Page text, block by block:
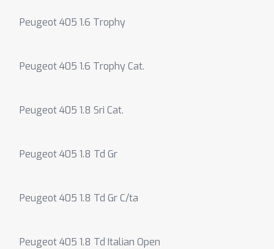
Peugeot 405 1.6 Trophy
Peugeot 405 1.6 Trophy Cat.
Peugeot 405 1.8 Sri Cat.
Peugeot 405 1.8 Td Gr
Peugeot 405 1.8 Td Gr C/ta
Peugeot 405 1.8 Td Italian Open